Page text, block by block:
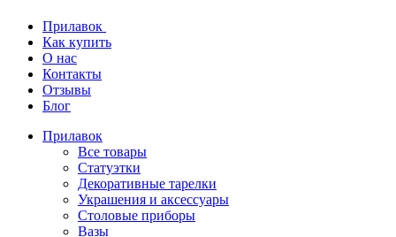
Прилавок
Как купить
О нас
Контакты
Отзывы
Блог
Прилавок
Все товары
Статуэтки
Декоративные тарелки
Украшения и аксессуары
Столовые приборы
Вазы